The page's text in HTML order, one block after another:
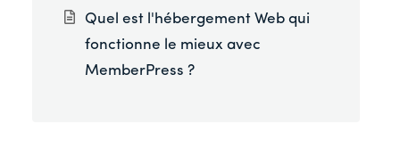
Quel est l'hébergement Web qui
fonctionne le mieux avec
MemberPress ?